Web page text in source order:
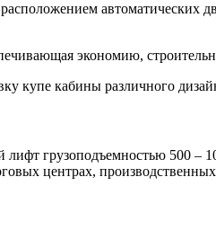
автоматических
экономию,
купе кабины различного
грузоподъемностью 500 –
центрах,